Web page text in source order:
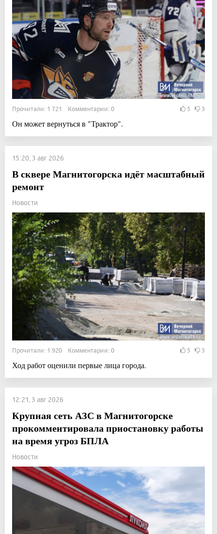
Прочитали: 1 721 Комментарии: 0 5 3
Он может вернуться в "Трактор".
15:20, 3 авг 2026
В сквере Магнитогорска идёт масштабный
ремонт
Новости
Прочитали: 1 920 Комментарии: 0 5 3
Ход работ оценили первые лица города.
12:21, 3 авг 2026
Крупная сеть АЗС в Магнитогорске
прокомментировала приостановку работы
на время угроз БПЛА
Новости